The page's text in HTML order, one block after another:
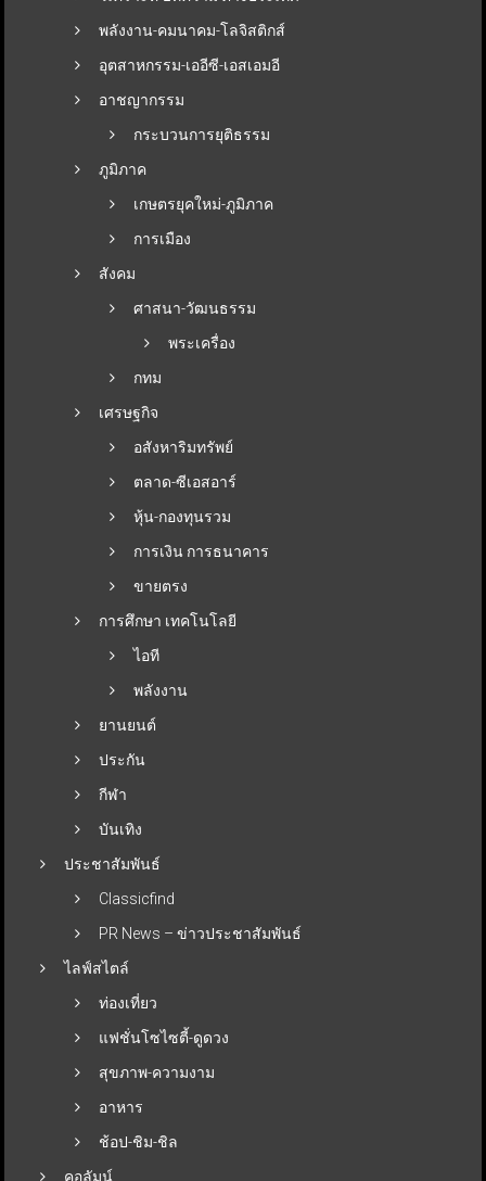
พลังงาน-คมนาคม-โลจิสติกส์
อุตสาหกรรม-เออีซี-เอสเอมอี
อาชญากรรม
กระบวนการยุติธรรม
ภูมิภาค
เกษตรยุคใหม่-ภูมิภาค
การเมือง
สังคม
ศาสนา-วัฒนธรรม
พระเครื่อง
กทม
เศรษฐกิจ
อสังหาริมทรัพย์
ตลาด-ซีเอสอาร์
หุ้น-กองทุนรวม
การเงิน การธนาคาร
ขายตรง
การศึกษา เทคโนโลยี
ไอที
พลังงาน
ยานยนต์
ประกัน
กีฬา
บันเทิง
ประชาสัมพันธ์
Classicfind
PR News – ข่าวประชาสัมพันธ์
ไลฟ์สไตล์
ท่องเที่ยว
แฟชั่นโซไซตี้-ดูดวง
สุขภาพ-ความงาม
อาหาร
ช้อป-ชิม-ชิล
คอลัมน์